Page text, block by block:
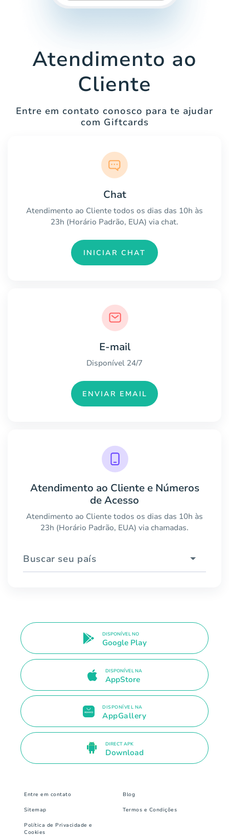
Atendimento ao
Cliente
Entre em contato conosco para te ajudar
com Giftcards
Chat
Atendimento ao Cliente todos os dias das 10h às
23h (Horário Padrão, EUA) via chat.
INICIAR CHAT
E-mail
Disponível 24/7
ENVIAR EMAIL
Atendimento ao Cliente e Números
de Acesso
Atendimento ao Cliente todos os dias das 10h às
23h (Horário Padrão, EUA) via chamadas.
Buscar seu país
DISPONÍVEL NO
Google Play
DISPONÍVEL NA
AppStore
DISPONÍVEL NA
AppGallery
DIRECT APK
Download
Entre em contato Blog
Sitemap Termos e Condições
Política de Privacidade e
Cookies